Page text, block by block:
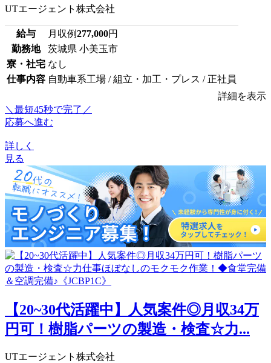
UTエージェント株式会社
給与 月収例277,000円
勤務地
茨城県 小美玉市
寮・社宅 なし
仕事内容 自動車系工場 / 組立・加工・プレス / 正社員
詳細を表示
＼最短45秒で完了／
応募へ進む
詳しく
見る
【20~30代活躍中】人気案件◎月収34万
円可！樹脂パーツの製造・検査☆力...
UTエージェント株式会社